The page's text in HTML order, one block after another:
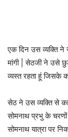
एक दिन उस व्यक्ति
मांगी | सेठजी ने उसे
व्यस्त रहता हूं जिसके
सेठ ने उस व्यक्ति से
सोमनाथ प्रभु के
सोमनाथ यात्रा पर